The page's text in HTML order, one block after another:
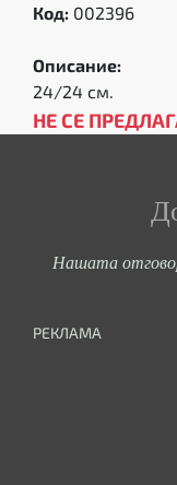
Код: 002396
Описание:
24/24 см.
НЕ СЕ
Нашата
РЕКЛАМА